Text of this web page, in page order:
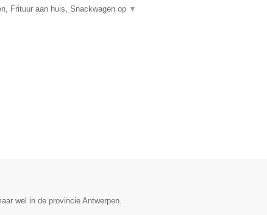
Frituur aan huis, Snackwagen op ▼
wel in de provincie Antwerpen.